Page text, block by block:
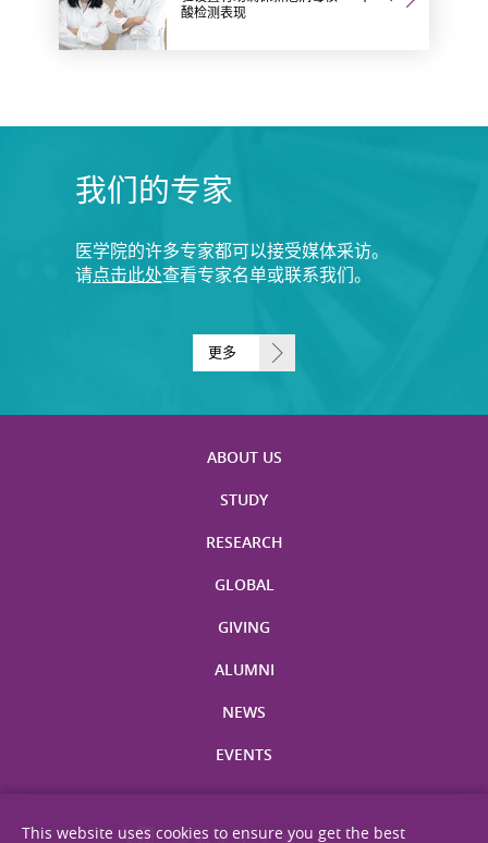
酸检测表现
我们的专家
医学院的许多专家都可以接受媒体采访。
请点击此处查看专家名单或联系我们。
更多
ABOUT US
STUDY
RESEARCH
GLOBAL
GIVING
ALUMNI
NEWS
EVENTS
This website uses cookies to ensure you get the best